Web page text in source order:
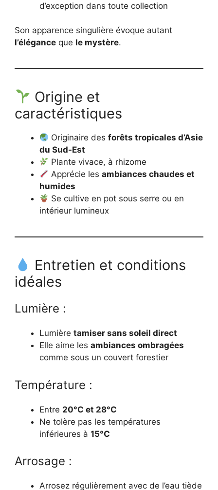
d’exception dans toute collection
Son apparence singulière évoque autant
l’élégance que le mystère.
Origine et
caractéristiques
Originaire desforêts tropicales d’Asie
du Sud-Est
Plante vivace, à rhizome
Apprécie lesambiances chaudes et
humides
Se cultive en pot sous serre ou en
intérieur lumineux
Entretien et conditions
idéales
Lumière :
Lumière tamiser sans soleil direct
Elle aime les ambiances ombragées
comme sous un couvert forestier
Température :
Entre 20°C et 28°C
Ne tolère pas les températures
inférieures à 15°C
Arrosage :
Arrosez régulièrement avec de l’eau tiède